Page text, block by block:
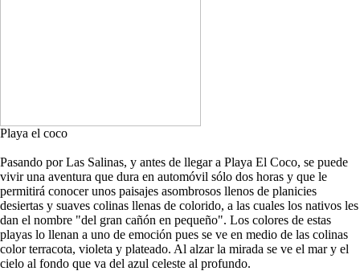
Playa el coco
Pasando por Las Salinas, y antes de llegar a Playa El Coco, se puede
vivir una aventura que dura en automóvil sólo dos horas y que le
permitirá conocer unos paisajes asombrosos llenos de planicies
desiertas y suaves colinas llenas de colorido, a las cuales los nativos les
dan el nombre "del gran cañón en pequeño". Los colores de estas
playas lo llenan a uno de emoción pues se ve en medio de las colinas
color terracota, violeta y plateado. Al alzar la mirada se ve el mar y el
cielo al fondo que va del azul celeste al profundo.